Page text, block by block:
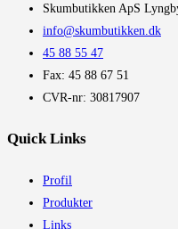
​Skumbutikken ApS
info@skumbutikken.dk
45 88 55 47
Fax: 45 88 67 51
CVR-nr: 30817907
Quick Links
Profil
Produkter
Links